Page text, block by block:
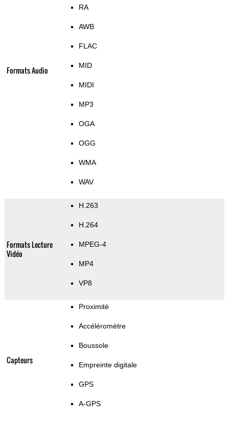
Formats Audio
RA
AWB
FLAC
MID
MIDI
MP3
OGA
OGG
WMA
WAV
Formats Lecture
Vidéo
H.263
H.264
MPEG-4
MP4
VP8
Capteurs
Proximité
Accéléromètre
Boussole
Empreinte digitale
GPS
A-GPS